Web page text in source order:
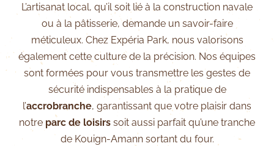
L’artisanat local, qu’il soit lié à la construction navale
ou à la pâtisserie, demande un savoir-faire
méticuleux. Chez Expéria Park, nous valorisons
également cette culture de la précision. Nos équipes
sont formées pour vous transmettre les gestes de
sécurité indispensables à la pratique de
l’accrobranche, garantissant que votre plaisir dans
notre parc de loisirs soit aussi parfait qu’une tranche
de Kouign-Amann sortant du four.